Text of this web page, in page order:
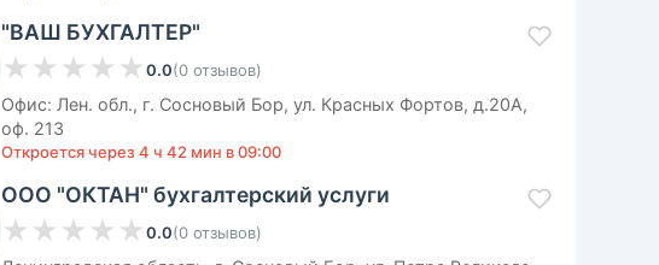
"ВАШ БУХГАЛТЕР"
★ ★ ★ ★ ★ 0.0(0 отзывов)
Офис: Лен. обл., г. Сосновый Бор, ул. Красных Фортов, д.20А,
оф. 213
Откроется через 4 ч 42 мин в 09:00
ООО "ОКТАН" бухгалтерский услуги
★ ★ ★ ★ ★ 0.0(0 отзывов)